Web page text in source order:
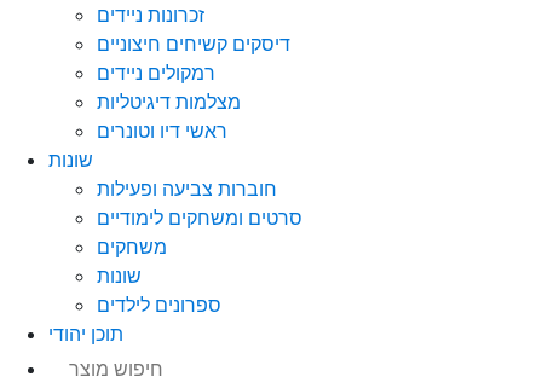
זכרונות ניידים
דיסקים קשיחים חיצוניים
רמקולים ניידים
מצלמות דיגיטליות
ראשי דיו וטונרים
שונות
חוברות צביעה ופעילות
סרטים ומשחקים לימודיים
משחקים
שונות
ספרונים לילדים
תוכן יהודי